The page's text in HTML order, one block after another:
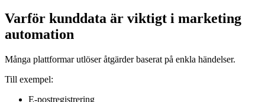
Varför kunddata är viktigt i marketing
automation
Många plattformar utlöser åtgärder baserat på enkla händelser.
Till exempel:
E-postregistrering